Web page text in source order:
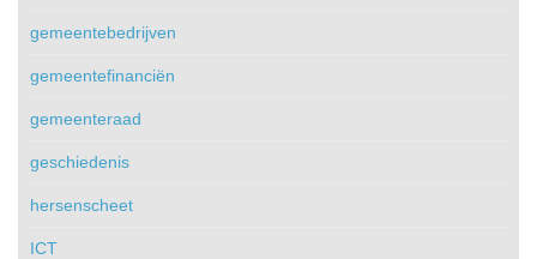
gemeentebedrijven
gemeentefinanciën
gemeenteraad
geschiedenis
hersenscheet
ICT